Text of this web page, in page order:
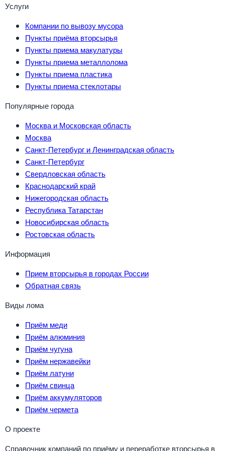
Услуги
Компании по вывозу мусора
Пункты приёма вторсырья
Пункты приема макулатуры
Пункты приема металлолома
Пункты приема пластика
Пункты приема стеклотары
Популярные города
Москва и Московская область
Москва
Санкт-Петербург и Ленинградская область
Санкт-Петербург
Свердловская область
Краснодарский край
Нижегородская область
Республика Татарстан
Новосибирская область
Ростовская область
Информация
Прием вторсырья в городах России
Обратная связь
Виды лома
Приём меди
Приём алюминия
Приём чугуна
Приём нержавейки
Приём латуни
Приём свинца
Приём аккумуляторов
Приём чермета
О проекте
Справочник компаний по приёму и переработке вторсырья в